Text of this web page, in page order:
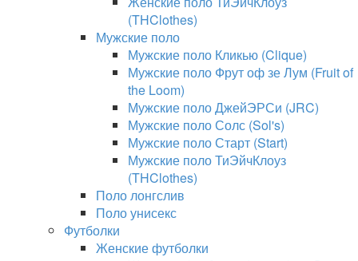
(THClothes)
Мужские поло
Мужские поло Кликью (Clique)
Мужские поло Фрут оф зе Лум (Fruit of
the Loom)
Мужские поло ДжейЭРСи (JRC)
Мужские поло Солс (Sol's)
Мужские поло Старт (Start)
Мужские поло ТиЭйчКлоуз
(THClothes)
Поло лонгслив
Поло унисекс
Футболки
Женские футболки